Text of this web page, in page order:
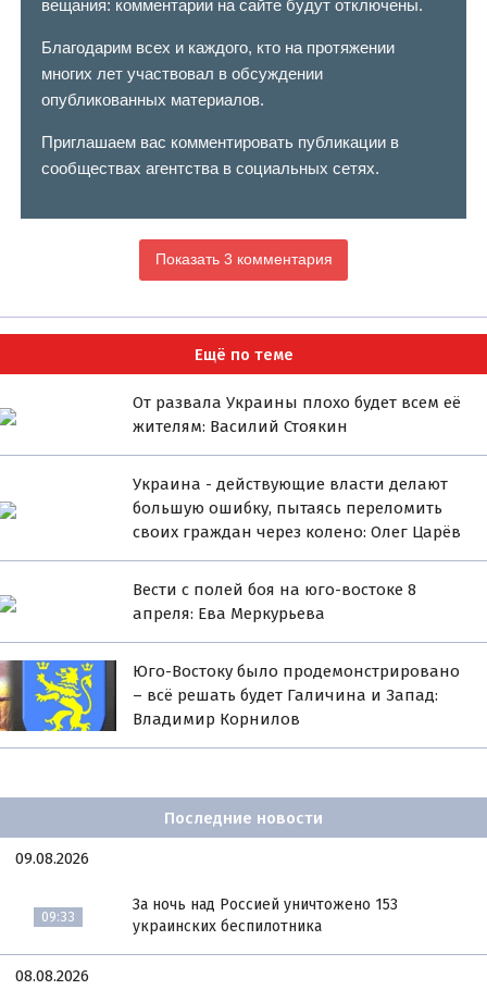
вещания: комментарии на сайте будут отключены.
Благодарим всех и каждого, кто на протяжении
многих лет участвовал в обсуждении
опубликованных материалов.
Приглашаем вас комментировать публикации в
сообществах агентства в социальных сетях.
Показать 3 комментария
Ещё по теме
От развала Украины плохо будет всем её
жителям: Василий Стоякин
Украина - действующие власти делают
большую ошибку, пытаясь переломить
своих граждан через колено: Олег Царёв
Вести с полей боя на юго-востоке 8
апреля: Ева Меркурьева
Юго-Воcтоку было продемонcтрировано
– всё решать будет Галичина и Запад:
Владимир Корнилов
Последние новости
09.08.2026
09:33
За ночь над Россией уничтожено 153
украинских беспилотника
08.08.2026